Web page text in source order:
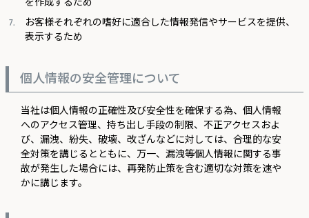
を作成するため
お客様それぞれの嗜好に適合した情報発信やサービスを提供、
表示するため
個人情報の安全管理について
当社は個人情報の正確性及び安全性を確保する為、個人情報
へのアクセス管理、持ち出し手段の制限、不正アクセスおよ
び、漏洩、紛失、破壊、改ざんなどに対しては、合理的な安
全対策を講じるとともに、万一、漏洩等個人情報に関する事
故が発生した場合には、再発防止策を含む適切な対策を速や
かに講じます。